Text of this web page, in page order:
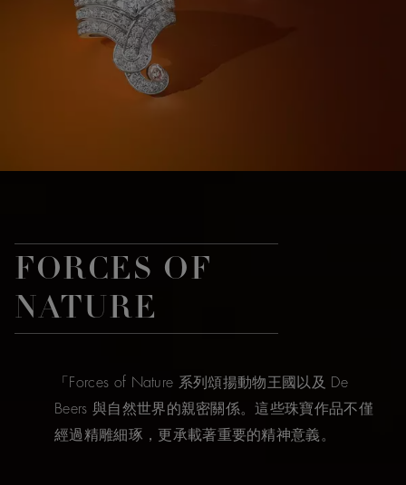
FORCES OF
NATURE
「Forces of Nature 系列頌揚動物王國以及 De
Beers 與自然世界的親密關係。這些珠寶作品不僅
經過精雕細琢，更承載著重要的精神意義。